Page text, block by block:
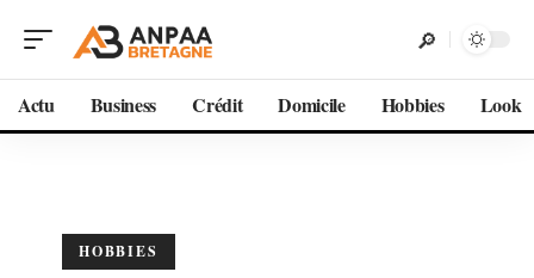
Actu Business Crédit Domicile Hobbies Look
HOBBIES